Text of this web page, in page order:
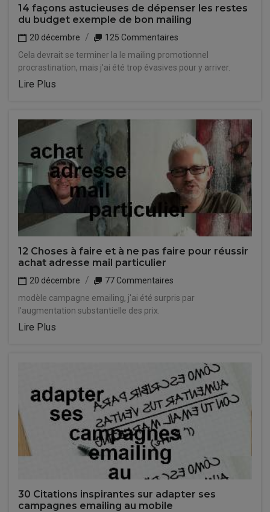
14 façons astucieuses de dépenser les restes
du budget exemple de bon mailing
20 décembre
125 Commentaires
Cela devrait se terminer la le mailing promotionnel
procrastination, mais j'ai été trop évasives pour y arriver.
Lire Plus
12 Choses à faire et à ne pas faire pour réussir
achat adresse mail particulier
20 décembre
77 Commentaires
modèle campagne emailing, j'ai été surpris par
l'augmentation substantielle des prix.
Lire Plus
30 Citations inspirantes sur adapter ses
campagnes emailing au mobile